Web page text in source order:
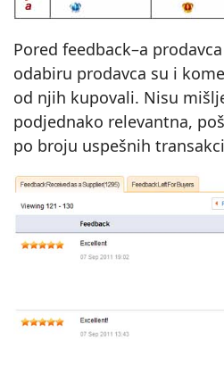
Pored feedback–a
odabiru prodavca su i
od njih kupovali. Nisu
podjednako relevantna,
po broju uspešnih